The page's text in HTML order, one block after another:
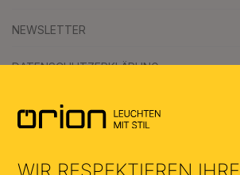
NEWSLETTER
DATENSCHUTZERKLÄRUNG
WIR RESPEKTIEREN IHRE